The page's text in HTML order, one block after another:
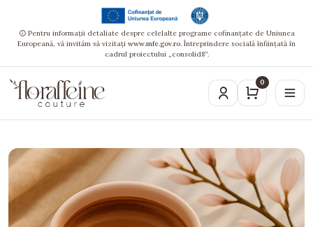
Pentru informații detaliate despre celelalte programe cofinanțate de Uniunea
Europeană, vă invităm să vizitați www.mfe.gov.ro. Întreprindere socială înființată în
cadrul proiectului „consolid8”.
0